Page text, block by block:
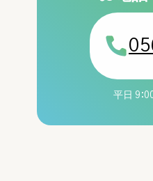
その旨をお申し出下さい。
平日